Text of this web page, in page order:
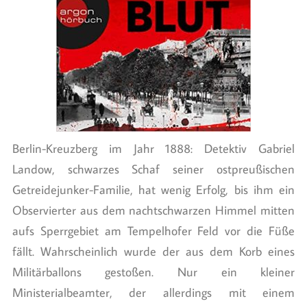
Berlin-Kreuzberg im Jahr 1888: Detektiv Gabriel
Landow, schwarzes Schaf seiner ostpreußischen
Getreidejunker-Familie, hat wenig Erfolg, bis ihm ein
Observierter aus dem nachtschwarzen Himmel mitten
aufs Sperrgebiet am Tempelhofer Feld vor die Füße
fällt. Wahrscheinlich wurde der aus dem Korb eines
Militärballons gestoßen. Nur ein kleiner
Ministerialbeamter, der allerdings mit einem